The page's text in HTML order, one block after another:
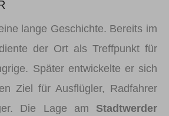
lange Geschichte. Bereits im
der Ort als Treffpunkt für
Später entwickelte er sich
Ziel für Ausflügler, Radfahrer
Die Lage am Stadtwerder